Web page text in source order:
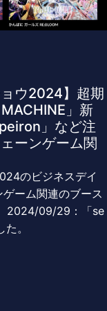
ョウ2024】超期
」新
」など注
ーンゲーム関
のビジネスデイ
ーム関連のブース
2024/09/29：「se
。